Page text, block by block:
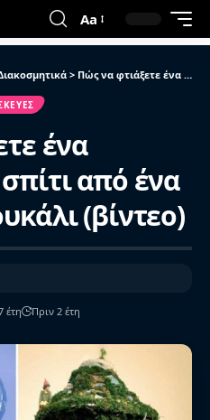
Aa
> Πώς να φτιάξετε ένα παραμυθένιο σπίτι από ένα πλαστικό μπουκάλι (βίντεο)
ένα
από ένα
(βίντεο)
έτη Πριν 2 έτη